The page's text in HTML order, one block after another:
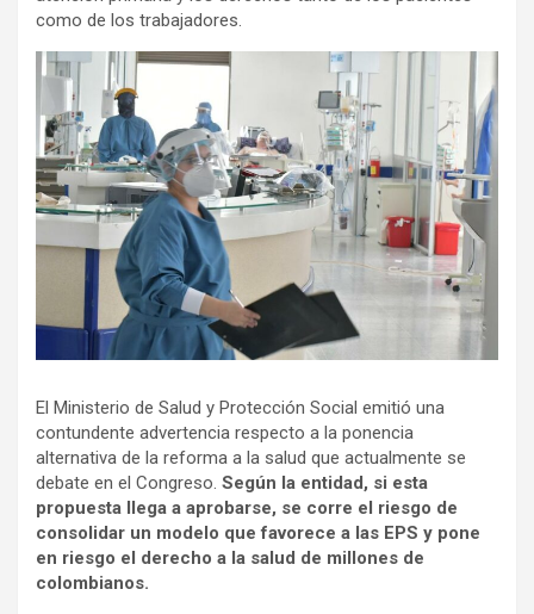
como de los trabajadores.
El Ministerio de Salud y Protección Social emitió una
contundente advertencia respecto a la ponencia
alternativa de la reforma a la salud que actualmente se
debate en el Congreso. Según la entidad, si esta
propuesta llega a aprobarse, se corre el riesgo de
consolidar un modelo que favorece a las EPS y pone
en riesgo el derecho a la salud de millones de
colombianos.